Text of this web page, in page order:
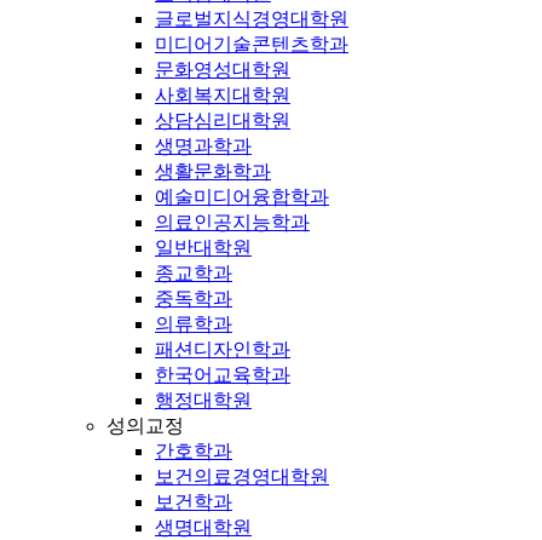
글로벌지식경영대학원
미디어기술콘텐츠학과
문화영성대학원
사회복지대학원
상담심리대학원
생명과학과
생활문화학과
예술미디어융합학과
의료인공지능학과
일반대학원
종교학과
중독학과
의류학과
패션디자인학과
한국어교육학과
행정대학원
성의교정
간호학과
보건의료경영대학원
보건학과
생명대학원